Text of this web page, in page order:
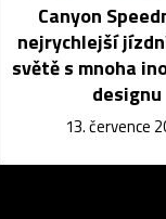
Canyon
nejrychlejší
světě s mnoha
designu
13. července